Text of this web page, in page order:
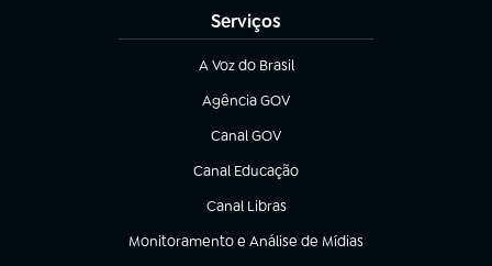
Serviços
A Voz do Brasil
(abre em nova aba)
Agência GOV
(abre em nova aba)
Canal GOV
(abre em nova aba)
Canal Educação
(abre em nova aba)
Canal Libras
(abre em nova aba)
Monitoramento e Análise de Mídias
(abre em nova aba)